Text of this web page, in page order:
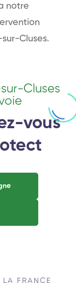
notre
Cluses.
Cluses
vous
LA FRANCE